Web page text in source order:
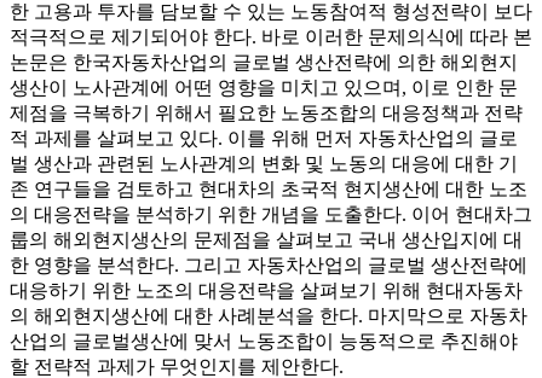
한 고용과 투자를 담보할 수 있는 노동참여적 형성전략이 보다
적극적으로 제기되어야 한다. 바로 이러한 문제의식에 따라 본
논문은 한국자동차산업의 글로벌 생산전략에 의한 해외현지
생산이 노사관계에 어떤 영향을 미치고 있으며, 이로 인한 문
제점을 극복하기 위해서 필요한 노동조합의 대응정책과 전략
적 과제를 살펴보고 있다. 이를 위해 먼저 자동차산업의 글로
벌 생산과 관련된 노사관계의 변화 및 노동의 대응에 대한 기
존 연구들을 검토하고 현대차의 초국적 현지생산에 대한 노조
의 대응전략을 분석하기 위한 개념을 도출한다. 이어 현대차그
룹의 해외현지생산의 문제점을 살펴보고 국내 생산입지에 대
한 영향을 분석한다. 그리고 자동차산업의 글로벌 생산전략에
대응하기 위한 노조의 대응전략을 살펴보기 위해 현대자동차
의 해외현지생산에 대한 사례분석을 한다. 마지막으로 자동차
산업의 글로벌생산에 맞서 노동조합이 능동적으로 추진해야
할 전략적 과제가 무엇인지를 제안한다.